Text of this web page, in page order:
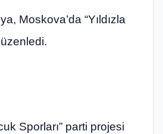
Moskova’da “Yıldızla
Sporları” parti projesi